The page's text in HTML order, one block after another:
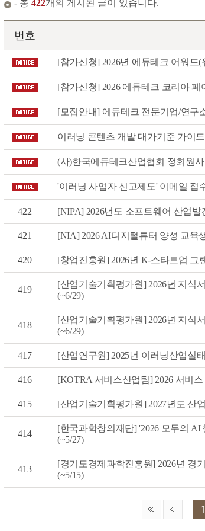
- 총 422개의 게시된 글이 있습니다.
번호
[참가신청] 2026년 에듀테크 어워드
[참가신청] 2026 에듀테크 코리아
[모집안내] 에듀테크 전문기업/연구
이러닝 콘텐츠 개발 대가기준 가이드
(사)한국에듀테크산업협회 정회원사
'이러닝 사업자 신고제도' 이메일 접
422 [NIPA] 2026년도 소프트웨어 산업발
421 [NIA] 2026 AI디지털튜터 양성 교육
420 [창업진흥원] 2026년 K-스타트업 그
419
[산업기술기획평가원] 2026년 지식
(~6/29)
418
[산업기술기획평가원] 2026년 지식
(~6/29)
417 [산업연구원] 2025년 이러닝산업실
416 [KOTRA 서비스산업팀] 2026 서비
415 [산업기술기획평가원] 2027년도 산
414
[한국과학창의재단] '2026 모두의
(~5/27)
413
[경기도경제과학진흥원] 2026년 경
(~5/15)
1